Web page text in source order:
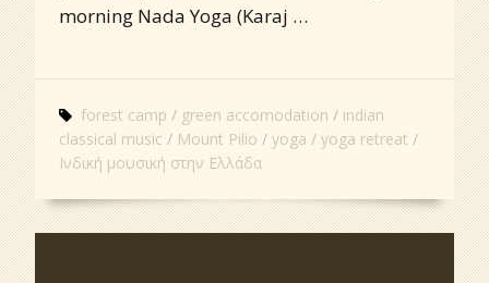
morning Nada Yoga (Karaj …
forest camp green accomodation
indian
classical music
Mount Pilio yoga
yoga retreat
Ινδική μουσική στην Ελλάδα